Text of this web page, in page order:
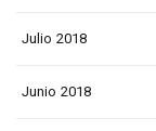
Julio 2018
Junio 2018